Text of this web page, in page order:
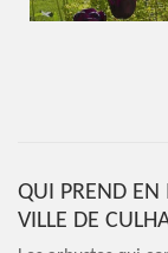
QUI PREND EN
VILLE DE